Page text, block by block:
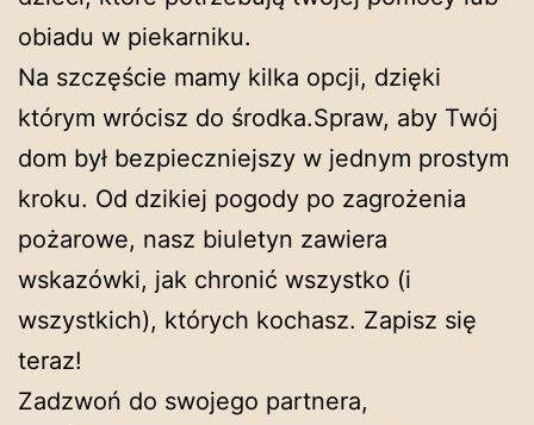
obiadu w piekarniku.
Na szczęście mamy kilka opcji, dzięki
którym wrócisz do środka.Spraw, aby Twój
dom był bezpieczniejszy w jednym prostym
kroku. Od dzikiej pogody po zagrożenia
pożarowe, nasz biuletyn zawiera
wskazówki, jak chronić wszystko (i
wszystkich), których kochasz. Zapisz się
teraz!
Zadzwoń do swojego partnera,